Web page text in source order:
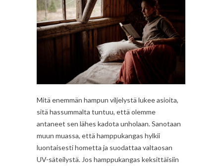
Mitä enemmän hampun viljelystä lukee asioita,
sitä hassummalta tuntuu, että olemme
antaneet sen lähes kadota unholaan. Sanotaan
muun muassa, että hamppukangas hylkii
luontaisesti hometta ja suodattaa valtaosan
UV-säteilystä. Jos hamppukangas keksittäisiin